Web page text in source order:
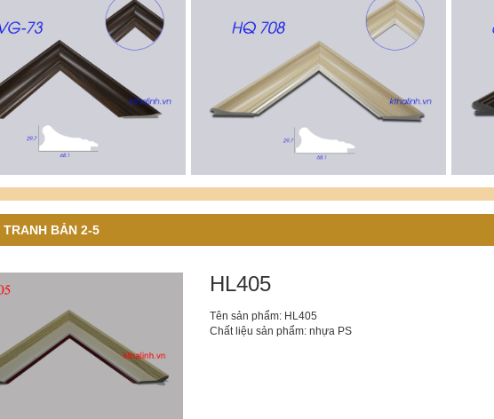
TRANH BẢN 2-5
HL405
Tên sản phẩm: HL405
Chất liệu sản phẩm: nhựa PS